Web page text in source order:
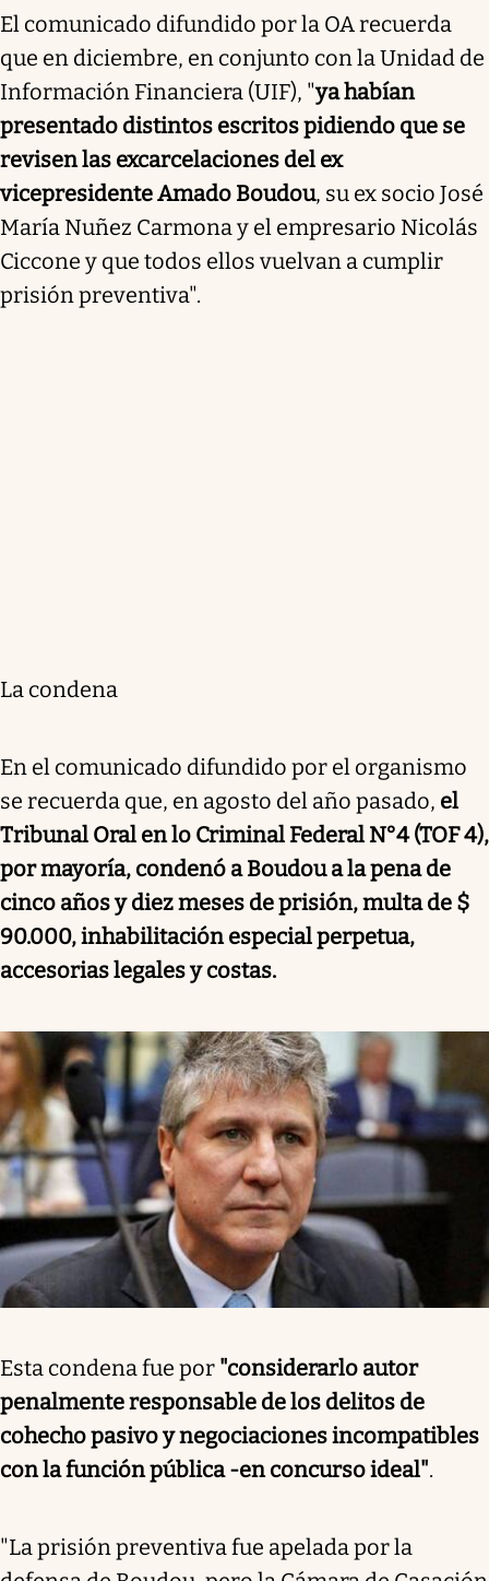
El comunicado difundido por la OA recuerda
que en diciembre, en conjunto con la Unidad de
Información Financiera (UIF), "ya habían
presentado distintos escritos pidiendo que se
revisen las excarcelaciones del ex
vicepresidente Amado Boudou, su ex socio José
María Nuñez Carmona y el empresario Nicolás
Ciccone y que todos ellos vuelvan a cumplir
prisión preventiva".
La condena
En el comunicado difundido por el organismo
se recuerda que, en agosto del año pasado, el
Tribunal Oral en lo Criminal Federal N°4 (TOF 4),
por mayoría, condenó a Boudou a la pena de
cinco años y diez meses de prisión, multa de $
90.000, inhabilitación especial perpetua,
accesorias legales y costas.
Esta condena fue por "considerarlo autor
penalmente responsable de los delitos de
cohecho pasivo y negociaciones incompatibles
con la función pública -en concurso ideal".
"La prisión preventiva fue apelada por la